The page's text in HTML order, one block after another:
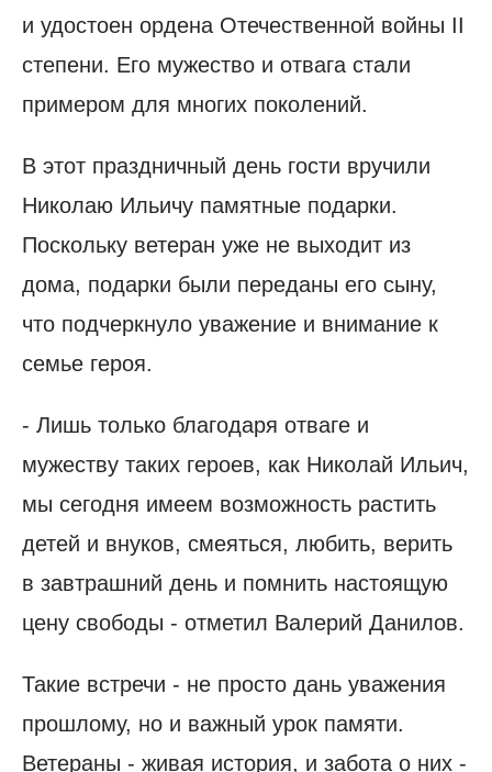
и удостоен ордена Отечественной войны II
степени. Его мужество и отвага стали
примером для многих поколений.
В этот праздничный день гости вручили
Николаю Ильичу памятные подарки.
Поскольку ветеран уже не выходит из
дома, подарки были переданы его сыну,
что подчеркнуло уважение и внимание к
семье героя.
- Лишь только благодаря отваге и
мужеству таких героев, как Николай Ильич,
мы сегодня имеем возможность растить
детей и внуков, смеяться, любить, верить
в завтрашний день и помнить настоящую
цену свободы - отметил Валерий Данилов.
Такие встречи - не просто дань уважения
прошлому, но и важный урок памяти.
Ветераны - живая история, и забота о них -